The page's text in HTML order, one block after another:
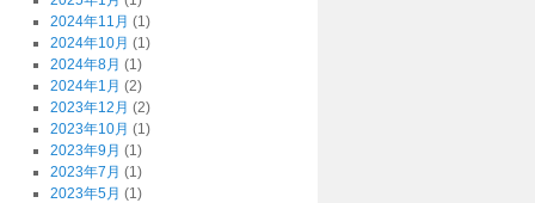
2024年11月 (1)
2024年10月 (1)
2024年8月 (1)
2024年1月 (2)
2023年12月 (2)
2023年10月 (1)
2023年9月 (1)
2023年7月 (1)
2023年5月 (1)